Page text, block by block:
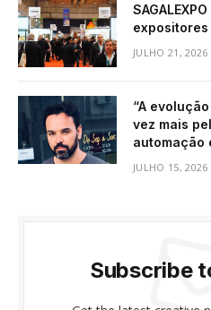
JULHO 21, 2026
“A
vez mais
automação
JULHO 15, 2026
Subscribe